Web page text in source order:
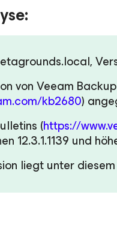
von Veeam
kb2680)
(https://
12.3.1.1139 und
liegt unter